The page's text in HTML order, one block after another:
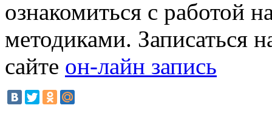
ознакомиться с работой
методиками. Записаться
сайте он-лайн запись